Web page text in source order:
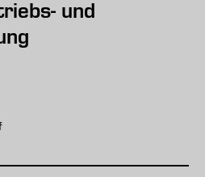
und